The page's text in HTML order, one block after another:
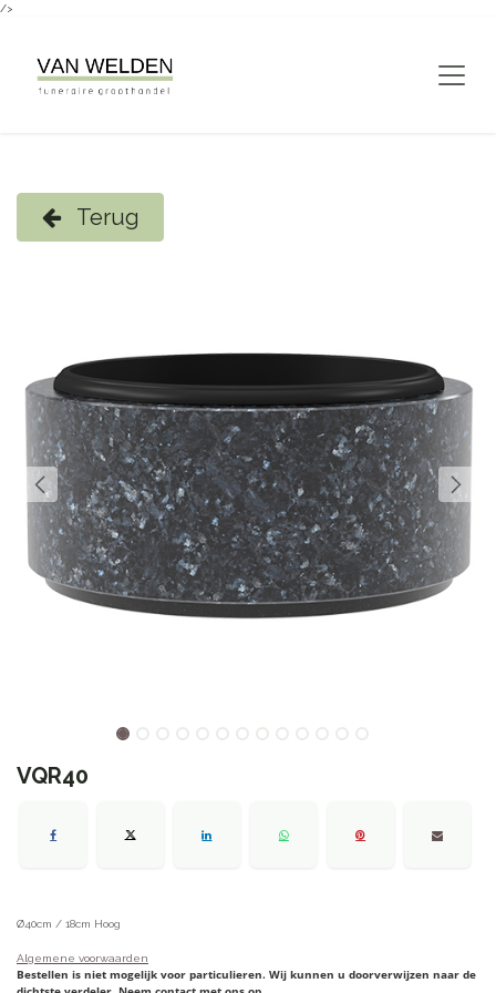
/>
Terug
VQR40
Ø40cm / 18cm Hoog
Algemene voorwaarden
Bestellen is niet mogelijk voor particulieren. Wij kunnen u doorverwijzen naar de